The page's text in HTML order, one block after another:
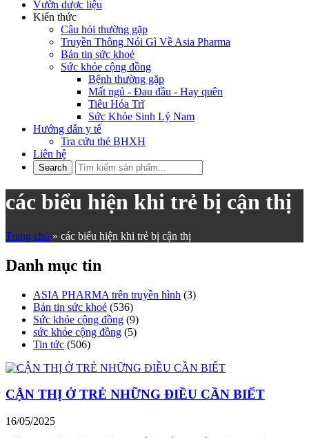
Vườn dược liệu
Kiến thức
Câu hỏi thường gặp
Truyền Thông Nói Gì Về Asia Pharma
Bản tin sức khoẻ
Sức khỏe cộng đồng
Bệnh thường gặp
Mất ngủ - Đau đầu - Hay quên
Tiêu Hóa Trĩ
Sức Khỏe Sinh Lý Nam
Hướng dẫn y tế
Tra cứu thẻ BHXH
Liên hệ
các biểu hiện khi trẻ bị cận thị
Trang chủ » các biểu hiện khi trẻ bị cận thị
Danh mục tin
ASIA PHARMA trên truyền hình (3)
Bản tin sức khoẻ (536)
Sức khỏe cộng đồng (9)
sức khỏe cộng đồng (5)
Tin tức (506)
CẬN THỊ Ở TRẺ NHỮNG ĐIỀU CẦN BIẾT
16/05/2025